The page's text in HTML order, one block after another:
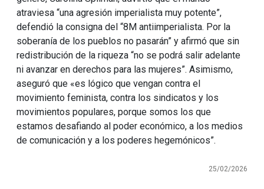
atraviesa “una agresión imperialista muy potente”,
defendió la consigna del “8M antiimperialista. Por la
soberanía de los pueblos no pasarán” y afirmó que sin
redistribución de la riqueza “no se podrá salir adelante
ni avanzar en derechos para las mujeres”. Asimismo,
aseguró que «es lógico que vengan contra el
movimiento feminista, contra los sindicatos y los
movimientos populares, porque somos los que
estamos desafiando al poder económico, a los medios
de comunicación y a los poderes hegemónicos”.
25/02/2026